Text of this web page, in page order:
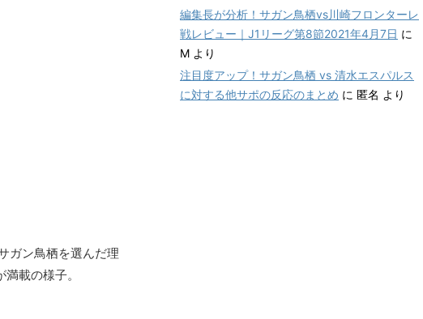
ガン鳥栖を選んだ理
載の様子。
編集長が分析！サガン鳥栖vs川崎フロンターレ
戦レビュー｜J1リーグ第8節2021年4月7日 に
M より
注目度アップ！サガン鳥栖 vs 清水エスパルス
に対する他サポの反応のまとめ に 匿名 より